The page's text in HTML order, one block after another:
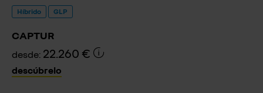
Híbrido GLP
CAPTUR
desde: 22.260 €
descúbrelo